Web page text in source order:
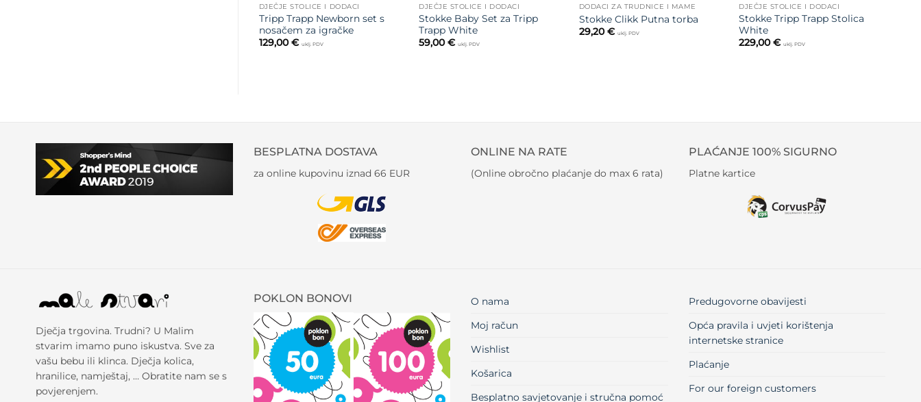
DJEČJE STOLICE I DODACI
Tripp Trapp Newborn set s
nosačem za igračke
129,00€ uklj. PDV
DJEČJE STOLICE I DODACI
Stokke Baby Set za Tripp
Trapp White
59,00€ uklj. PDV
DODACI ZA TRUDNICE I MAME
Stokke Clikk Putna torba
29,20€ uklj. PDV
DJEČJE STOLICE I DODACI
Stokke Tripp Trapp Stolica
White
229,00€ uklj. PDV
BESPLATNA DOSTAVA
za online kupovinu iznad 66 EUR
ONLINE NA RATE
(Online obročno plaćanje do max 6 rata)
PLAĆANJE 100% SIGURNO
Platne kartice
Dječja trgovina. Trudni? U Malim
stvarim imamo puno iskustva. Sve za
vašu bebu ili klinca. Dječja kolica,
hranilice, namještaj, … Obratite nam se s
povjerenjem.
POKLON BONOVI
O nama
Moj račun
Wishlist
Košarica
Besplatno savjetovanje i stručna pomoć
Predugovorne obavijesti
Opća pravila i uvjeti korištenja
internetske stranice
Plaćanje
For our foreign customers